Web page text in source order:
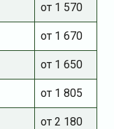
от 1 570
от 1 670
от 1 650
от 1 805
от 2 180